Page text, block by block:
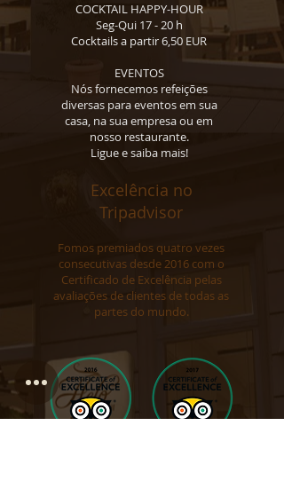
COCKTAIL HAPPY-HOUR
Seg-Qui 17 - 20 h
Cocktails a partir 6,50 EUR
EVENTOS
Nós fornecemos refeições
diversas para eventos em sua
casa, na sua empresa ou em
nosso restaurante.
Ligue e saiba mais!
Excelência no
Tripadvisor
Fomos premiados quatro vezes
consecutivas desde 2016 com o
Certificado de Excelência pelas
avaliações de clientes de todas as
partes do mundo.